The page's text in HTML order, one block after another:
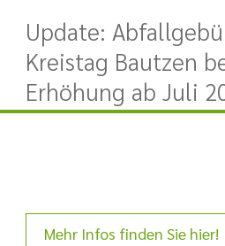
Update:
Kreistag Bautzen
Erhöhung ab Juli
Mehr Infos finden Sie hier!